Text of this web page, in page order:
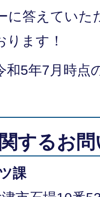
に答えていた
ます！
和5年7月時
するお
課